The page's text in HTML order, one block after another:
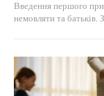
Введення першого
немовляти та